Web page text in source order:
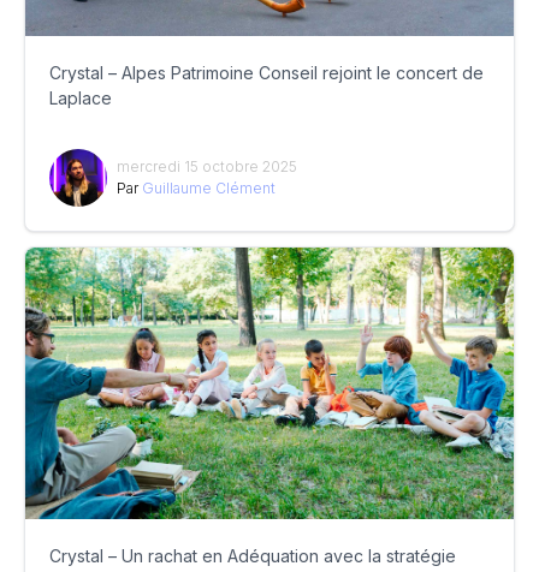
Crystal – Alpes Patrimoine Conseil rejoint le concert de
Laplace
mercredi 15 octobre 2025
Par Guillaume Clément
Crystal – Un rachat en Adéquation avec la stratégie